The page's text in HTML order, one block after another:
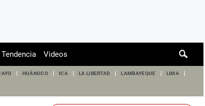
de
Tendencia Videos
HUÁNUCO ICA LA LIBERTAD LAMBAYEQUE LIMA